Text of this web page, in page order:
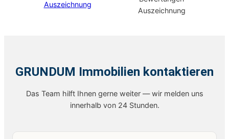
GRUNDUM Immobilien kontaktieren
Das Team hilft Ihnen gerne weiter — wir melden uns
innerhalb von 24 Stunden.